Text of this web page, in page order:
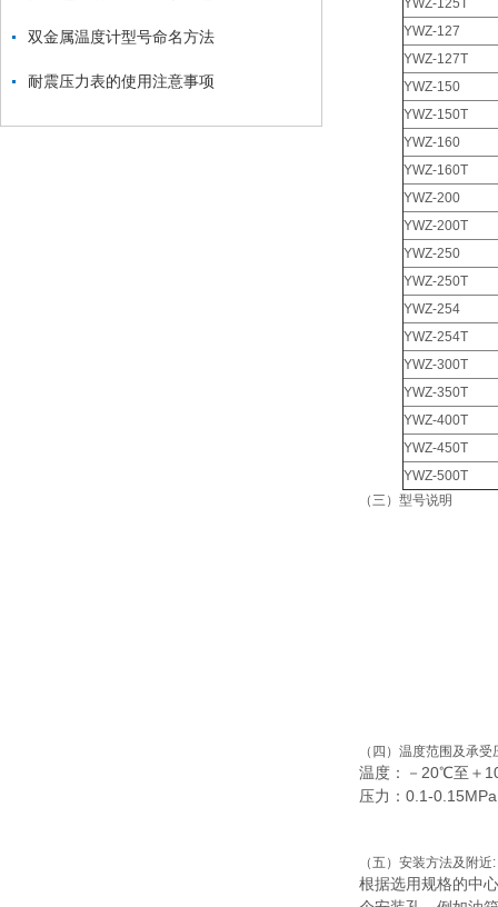
双金属温度计型号命名方法
耐震压力表的使用注意事项
YWZ-125T
YWZ-127
YWZ-127T
YWZ-150
YWZ-150T
YWZ-160
YWZ-160T
YWZ-200
YWZ-200T
YWZ-250
YWZ-250T
YWZ-254
YWZ-254T
YWZ-300T
YWZ-350T
YWZ-400T
YWZ-450T
YWZ-500T
（三）型号说明
（四）温度范围及承受
温度：－20℃至＋
压力：0.1-0.15MPa
（五）安装方法及附近:
根据选用规格的中